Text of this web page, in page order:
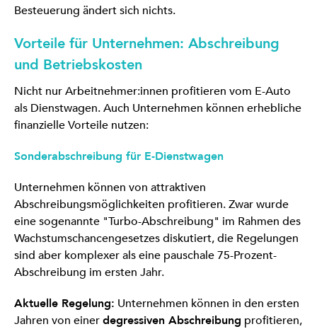
Besteuerung ändert sich nichts.
Vorteile für Unternehmen: Abschreibung
und Betriebskosten
Nicht nur Arbeitnehmer:innen profitieren vom E-Auto
als Dienstwagen. Auch Unternehmen können erhebliche
finanzielle Vorteile nutzen:
Sonderabschreibung für E-Dienstwagen
Unternehmen können von attraktiven
Abschreibungsmöglichkeiten profitieren. Zwar wurde
eine sogenannte "Turbo-Abschreibung" im Rahmen des
Wachstumschancengesetzes diskutiert, die Regelungen
sind aber komplexer als eine pauschale 75-Prozent-
Abschreibung im ersten Jahr.
Aktuelle Regelung: Unternehmen können in den ersten
Jahren von einerdegressiven Abschreibung profitieren,